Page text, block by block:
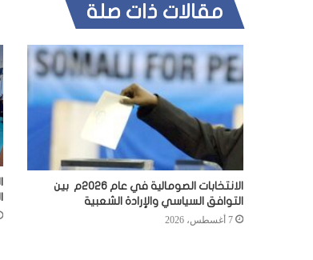
مقالات ذات صلة
الانتخابات الصومالية في عام 2026م بين
التوافق السياسي والإرادة الشعبية
7 أغسطس، 2026